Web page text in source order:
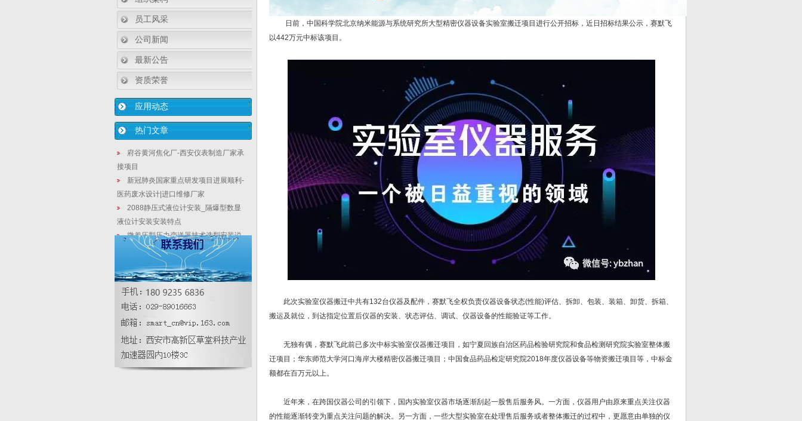
员工风采
公司新闻
最新公告
资质荣誉
应用动态
热门文章
府谷黄河焦化厂-西安仪表制造厂家承
接项目
新冠肺炎国家重点研发项目进展顺利-
医药废水设计|进口维修厂家
2088静压式液位计安装_隔爆型数显
液位计安装安装特点
微差压型压力变送器技术选型安装说
2088扩散硅压力变送器|扩散硅压力变
送器厂家直销
差压式法兰液位计_远传法兰液位变送
器法兰隔膜完整的重要
压力变送器购买需要考虑哪些东西
况量程选择处理(大中华通用版)
日前，中国科学院北京纳米能源与系统研究所大型精密仪器设备实验室搬迁项目进行公开招标，近日招标结果公示，赛默飞
以442万元中标该项目。
此次实验室仪器搬迁中共有132台仪器及配件，赛默飞全权负责仪器设备状态(性能)评估、拆卸、包装、装箱、卸货、拆箱、
搬运及就位，到达指定位置后仪器的安装、状态评估、调试、仪器设备的性能验证等工作。
无独有偶，赛默飞此前已多次中标实验室仪器搬迁项目，如宁夏回族自治区药品检验研究院和食品检测研究院实验室整体搬
迁项目；华东师范大学河口海岸大楼精密仪器搬迁项目；中国食品药品检定研究院2018年度仪器设备等物资搬迁项目等，中标金
额都在百万元以上。
近年来，在跨国仪器公司的引领下，国内实验室仪器市场逐渐刮起一股售后服务风。一方面，仪器用户由原来重点关注仪器
的性能逐渐转变为重点关注问题的解决。另一方面，一些大型实验室在处理售后服务或者整体搬迁的过程中，更愿意由单独的仪